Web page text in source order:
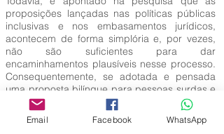
proposições lançadas nas políticas públicas
inclusivas e nos embasamentos jurídicos,
acontecem de forma simplória e, por vezes,
não são suficientes para dar
encaminhamentos plausíveis nesse processo.
Consequentemente, se adotada e pensada
uma proposta bilíngue para pessoas surdas e
ouvintes, o processo de inclusão educacional
e social tornar-se-á possível de acontecer
com uma comunicação efetiva e real.
Email Facebook WhatsApp